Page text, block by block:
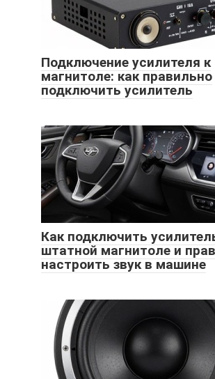
Подключение усилителя к
магнитоле: как правильно
подключить усилитель
Как подключить
штатной магнитоле и
настроить звук в машине